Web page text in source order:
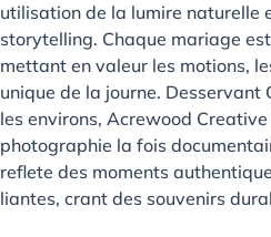
utilisation de la lumire naturelle
storytelling. Chaque mariage
mettant en valeur les motions,
unique de la journe.
les environs, Acrewood
photographie la fois
reflete des moments
liantes, crant des souvenirs